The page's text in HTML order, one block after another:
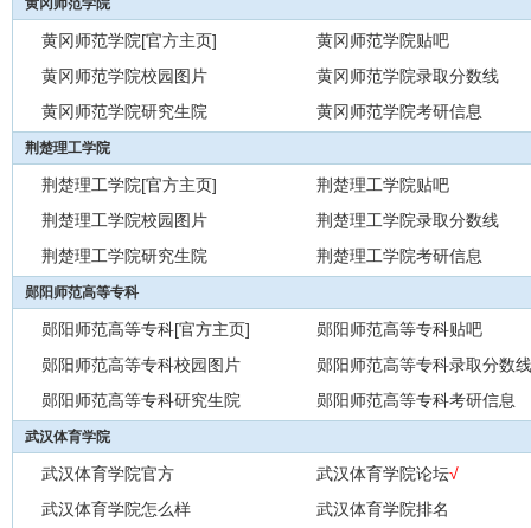
黄冈师范学院
黄冈师范学院[官方主页]
黄冈师范学院贴吧
黄冈师范学院校园图片
黄冈师范学院录取分数线
黄冈师范学院研究生院
黄冈师范学院考研信息
荆楚理工学院
荆楚理工学院[官方主页]
荆楚理工学院贴吧
荆楚理工学院校园图片
荆楚理工学院录取分数线
荆楚理工学院研究生院
荆楚理工学院考研信息
郧阳师范高等专科
郧阳师范高等专科[官方主页]
郧阳师范高等专科贴吧
郧阳师范高等专科校园图片
郧阳师范高等专科录取分数线
郧阳师范高等专科研究生院
郧阳师范高等专科考研信息
武汉体育学院
武汉体育学院官方 武汉体育学院论坛√
武汉体育学院怎么样
武汉体育学院排名